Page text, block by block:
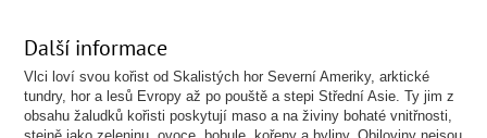
Další informace
Vlci loví svou kořist od Skalistých hor Severní Ameriky, arktické
tundry, hor a lesů Evropy až po pouště a stepi Střední Asie. Ty jim z
obsahu žaludků kořisti poskytují maso a na živiny bohaté vnitřnosti,